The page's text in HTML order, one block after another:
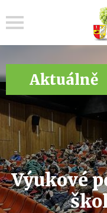
Aktuálně
Výukové